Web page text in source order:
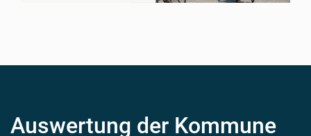
Auswertung der Kommune